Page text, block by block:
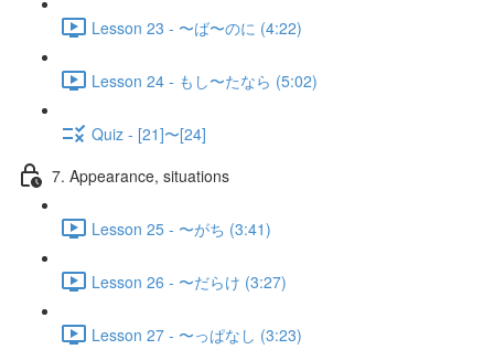
Lesson 23 - 〜ば〜のに (4:22)
Lesson 24 - もし〜たなら (5:02)
Quiz - [21]〜[24]
7. Appearance, situations
Lesson 25 - 〜がち (3:41)
Lesson 26 - 〜だらけ (3:27)
Lesson 27 - 〜っぱなし (3:23)